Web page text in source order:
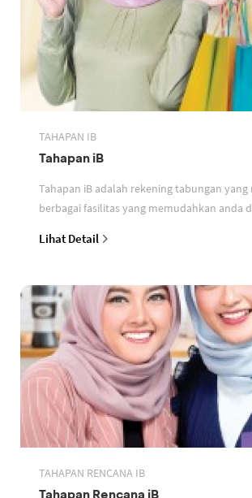
TAHAPAN IB
Tahapan iB
Tahapan iB adalah rekening tabungan yang
berbagai fasilitas yang memudahkan anda
Lihat Detail
TAHAPAN RENCANA IB
Tahapan Rencana iB